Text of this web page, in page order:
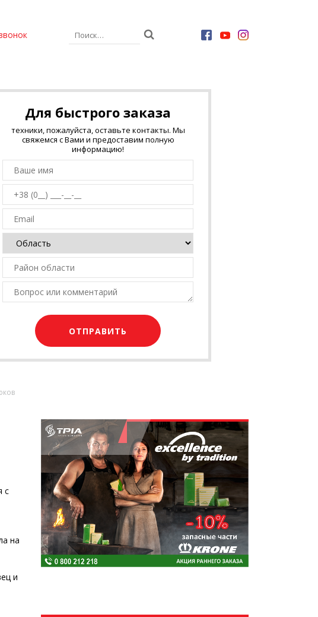
Для быстрого заказа
техники, пожалуйста, оставьте контакты. Мы
свяжемся с Вами и предоставим полную
информацию!
с
на
и